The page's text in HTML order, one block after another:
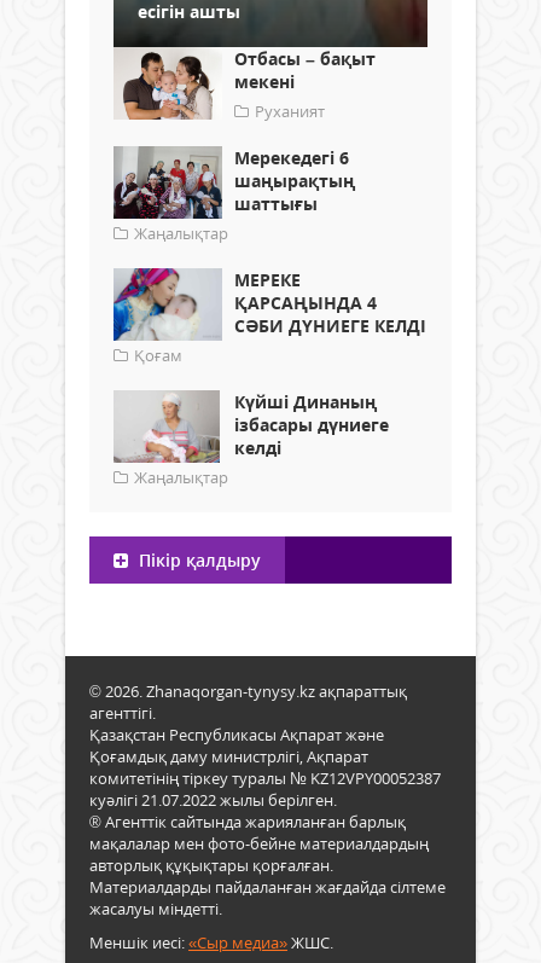
есігін ашты
Отбасы – бақыт
мекені
Руханият
Мерекедегі 6
шаңырақтың
шаттығы
Жаңалықтар
МЕРЕКЕ
ҚАРСАҢЫНДА 4
СӘБИ ДҮНИЕГЕ КЕЛДІ
Қоғам
Күйші Динаның
ізбасары дүниеге
келді
Жаңалықтар
Пікір қалдыру
© 2026. Zhanaqorgan-tynysy.kz ақпараттық
агенттігі.
Қазақстан Республикасы Ақпарат және
Қоғамдық даму министрлігі, Ақпарат
комитетінің тіркеу туралы № KZ12VPY00052387
куәлігі 21.07.2022 жылы берілген.
® Агенттік сайтында жарияланған барлық
мақалалар мен фото-бейне материалдардың
авторлық құқықтары қорғалған.
Материалдарды пайдаланған жағдайда сілтеме
жасалуы міндетті.
Меншік иесі:«Сыр медиа»ЖШС.